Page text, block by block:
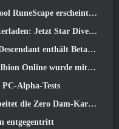
erscheint heute
Jetzt Star Dive-Client
Versionen neuer Endgame-Inhalte
Start des Radiant Wilds-Updates eingestellt
Alpha-Tests
und erweitert das Operations-Gameplay
entgegentritt